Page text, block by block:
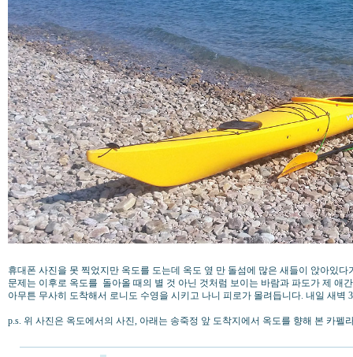
휴대폰 사진을 못 찍었지만 옥도를 도는데 옥도 옆 만 돌섬에 많은 새들이 앉아있
문제는 이후로 옥도를 돌아올 때의 별 것 아닌 것처럼 보이는 바람과 파도가 제 애
아무튼 무사히 도착해서 로니도 수영을 시키고 나니 피로가 몰려듭니다. 내일 새
p.s. 위 사진은 옥도에서의 사진, 아래는 송죽정 앞 도착지에서 옥도를 향해 본 카펠